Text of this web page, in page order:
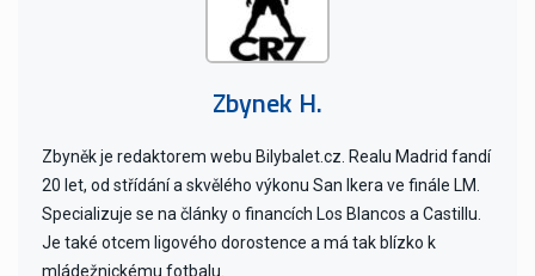
Zbynek H.
Zbyněk je redaktorem webu Bilybalet.cz. Realu Madrid fandí
20 let, od střídání a skvělého výkonu San Ikera ve finále LM.
Specializuje se na články o financích Los Blancos a Castillu.
Je také otcem ligového dorostence a má tak blízko k
mládežnickému fotbalu.